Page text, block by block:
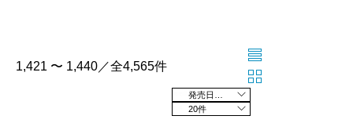
1,421 〜 1,440／全4,565件
20件